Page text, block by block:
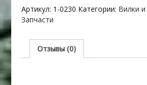
RST
FIRST
Артикул: 1-0230 Категории: Вилки
Запчасти
Отзывы (0)